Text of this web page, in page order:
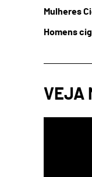
Mulheres
Homens